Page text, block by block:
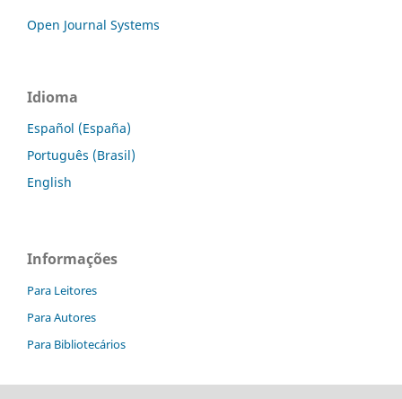
Open Journal Systems
Idioma
Español (España)
Português (Brasil)
English
Informações
Para Leitores
Para Autores
Para Bibliotecários